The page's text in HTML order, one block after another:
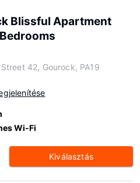
Blissful Apartment
42, Gourock, PA19
Wi-Fi
Kiválasztás